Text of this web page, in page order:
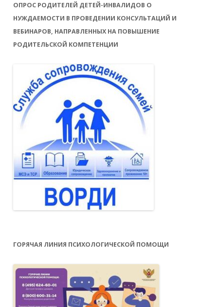
ОПРОС РОДИТЕЛЕЙ ДЕТЕЙ-ИНВАЛИДОВ О
НУЖДАЕМОСТИ В ПРОВЕДЕНИИ КОНСУЛЬТАЦИЙ И
ВЕБИНАРОВ, НАПРАВЛЕННЫХ НА ПОВЫШЕНИЕ
РОДИТЕЛЬСКОЙ КОМПЕТЕНЦИИ
ГОРЯЧАЯ ЛИНИЯ ПСИХОЛОГИЧЕСКОЙ ПОМОЩИ